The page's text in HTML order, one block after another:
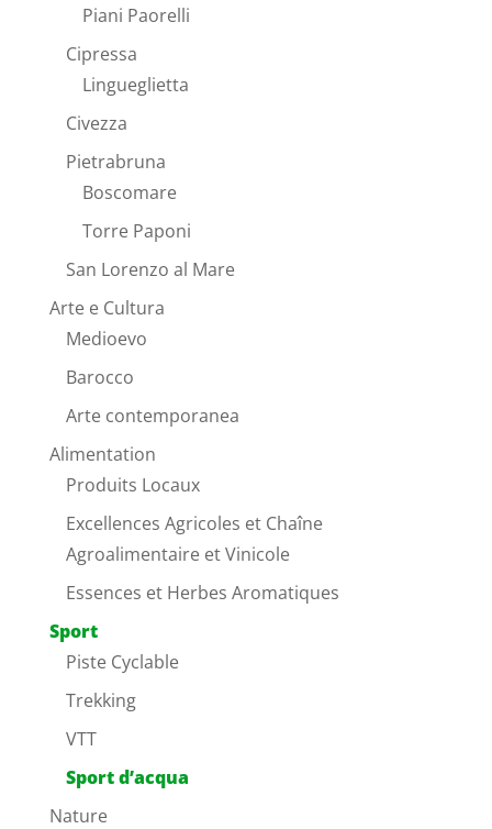
Piani Paorelli
Cipressa
Lingueglietta
Civezza
Pietrabruna
Boscomare
Torre Paponi
San Lorenzo al Mare
Arte e Cultura
Medioevo
Barocco
Arte contemporanea
Alimentation
Produits Locaux
Excellences Agricoles et Chaîne
Agroalimentaire et Vinicole
Essences et Herbes Aromatiques
Sport
Piste Cyclable
Trekking
VTT
Sport d’acqua
Nature